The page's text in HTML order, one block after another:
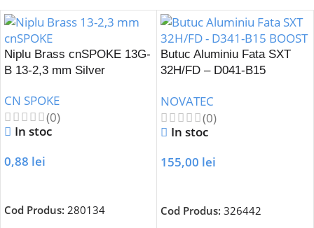
Niplu Brass cnSPOKE 13G-
B 13-2,3 mm Silver
CN SPOKE
(0)
In stoc
0,88 lei
Cod Produs: 280134
Butuc Aluminiu Fata SXT
32H/FD – D041-B15
NOVATEC
(0)
In stoc
155,00 lei
Cod Produs: 326442